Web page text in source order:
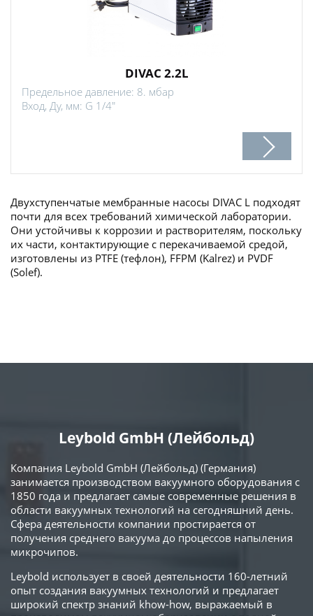
DIVAC 2.2L
Предельное давление: 8. мбар
Вход, Ду, мм: G 1/4"
Двухступенчатые мембранные насосы DIVAC L подходят
почти для всех требований химической лаборатории.
Они устойчивы к коррозии и растворителям, поскольку
их части, контактирующие с перекачиваемой средой,
изготовлены из PTFE (тефлон), FFPM (Kalrez) и PVDF
(Solef).
Leybold GmbH (Лейбольд)
Компания Leybold GmbH (Лейбольд) (Германия)
занимается производством вакуумного оборудования с
1850 года и предлагает самые современные решения в
области вакуумных технологий на сегодняшний день.
Сфера деятельности компании простирается от
получения среднего вакуума до процессов напыления
микрочипов.
Leybold использует в своей деятельности 160-летний
опыт создания вакуумных технологий и предлагает
широкий спектр знаний khow-how, выражаемый в